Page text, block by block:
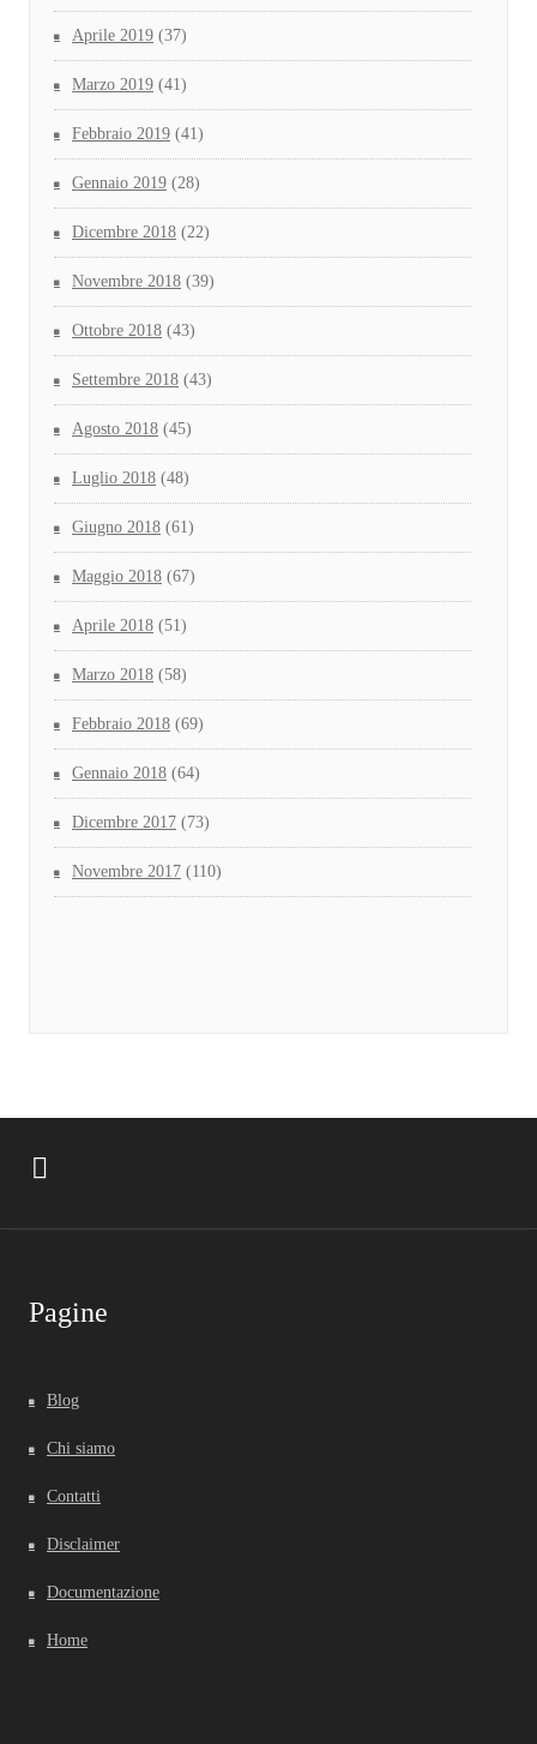
Aprile 2019 (37)
Marzo 2019 (41)
Febbraio 2019 (41)
Gennaio 2019 (28)
Dicembre 2018 (22)
Novembre 2018 (39)
Ottobre 2018 (43)
Settembre 2018 (43)
Agosto 2018 (45)
Luglio 2018 (48)
Giugno 2018 (61)
Maggio 2018 (67)
Aprile 2018 (51)
Marzo 2018 (58)
Febbraio 2018 (69)
Gennaio 2018 (64)
Dicembre 2017 (73)
Novembre 2017 (110)
Pagine
Blog
Chi siamo
Contatti
Disclaimer
Documentazione
Home